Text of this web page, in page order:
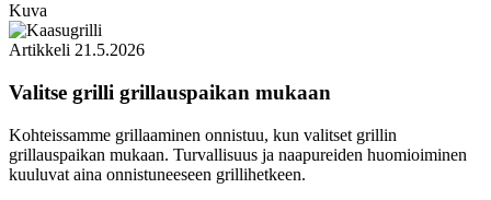
Kuva
Artikkeli 21.5.2026
Valitse grilli grillauspaikan mukaan
Kohteissamme grillaaminen onnistuu, kun valitset grillin
grillauspaikan mukaan. Turvallisuus ja naapureiden huomioiminen
kuuluvat aina onnistuneeseen grillihetkeen.